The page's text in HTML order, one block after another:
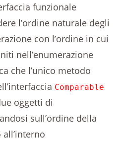
funzionale
l’ordine naturale degli
con l’ordine in cui
nell’enumerazione
che l’unico metodo
Comparable
oggetti di
sull’ordine della